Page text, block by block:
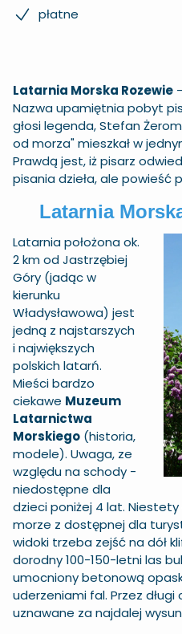
płatne
Latarnia Morska Rozewie
Nazwa upamiętnia pobyt
głosi legenda, Stefan
od morza" mieszkał w
Prawdą jest, iż pisarz
pisania dzieła, ale powieść
Latarnia
Latarnia położona ok.
2 km od Jastrzębiej
Góry (jadąc w
kierunku
Władysławowa) jest
jedną z najstarszych
i największych
polskich latarń.
Mieści bardzo
ciekawe Muzeum
Latarnictwa
Morskiego (historia,
modele). Uwaga, ze
względu na schody -
niedostępne dla
dzieci poniżej 4 lat.
morze z dostępnej dla
widoki trzeba zejść na dół
dorodny 100-150-letni las
umocniony betonową
uderzeniami fal. Przez
uznawane za najdalej